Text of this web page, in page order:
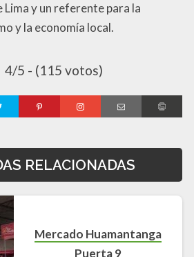
Lima y un referente para la
y la economía local.
4/5 - (115 votos)
RELACIONADAS
Mercado Huamantanga
Puerta 9